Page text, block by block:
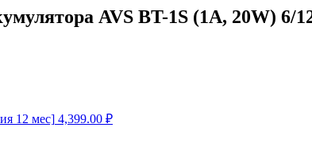
AVS BT-1S (1A, 20W) 6/
12 мес] 4,399.00 ₽